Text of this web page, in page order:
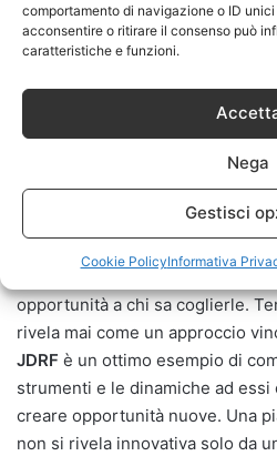
comportamento di navigazione o ID
acconsentire o ritirare il consenso può
caratteristiche e funzioni.
Nega
Gestisci
Cookie PolicyInformativa
La tecnologia ha innumerevoli
opportunità a chi sa coglierle.
rivela mai come un approccio
JDRF è un ottimo esempio di
strumenti e le dinamiche ad essi
creare opportunità nuove. Una
non si rivela innovativa solo da